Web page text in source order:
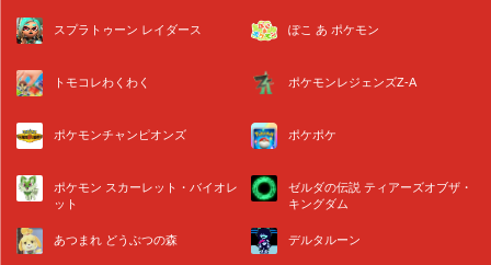
スプラトゥーン レイダース ぽこ あ ポケモン
トモコレわくわく ポケモンレジェンズZ-A
ポケモンチャンピオンズ ポケポケ
ポケモン スカーレット・バイオレ
ット
ゼルダの伝説 ティアーズオブザ・
キングダム
あつまれ どうぶつの森 デルタルーン